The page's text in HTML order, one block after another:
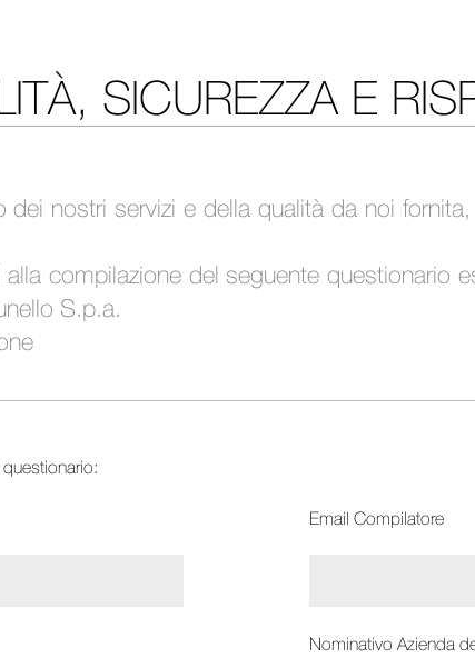
SICUREZZA E
dei nostri servizi e della qualità da noi
compilazione del seguente questionario
S.p.a.
Email Compilatore
Nominativo Azienda